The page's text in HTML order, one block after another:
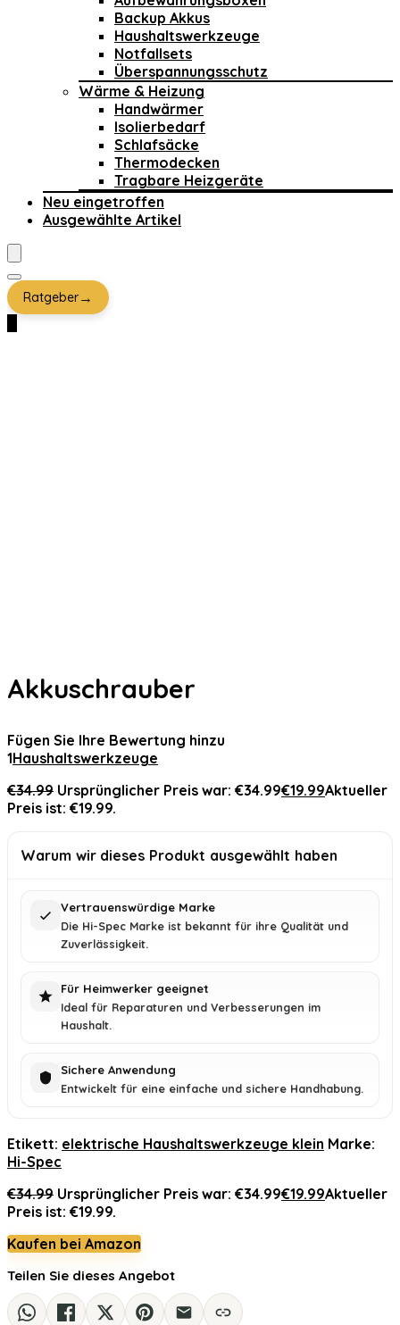
Backup Akkus
Haushaltswerkzeuge
Notfallsets
Überspannungsschutz
Wärme & Heizung
Handwärmer
Isolierbedarf
Schlafsäcke
Thermodecken
Tragbare Heizgeräte
Neu eingetroffen
Ausgewählte Artikel
Ratgeber→
Akkuschrauber
Fügen Sie Ihre Bewertung hinzu
1Haushaltswerkzeuge
€34.99 Ursprünglicher Preis war: €34.99€19.99Aktueller
Preis ist: €19.99.
Warum wir dieses Produkt ausgewählt haben
Vertrauenswürdige Marke
Die Hi-Spec Marke ist bekannt für ihre Qualität und
Zuverlässigkeit.
Für Heimwerker geeignet
Ideal für Reparaturen und Verbesserungen im
Haushalt.
Sichere Anwendung
Entwickelt für eine einfache und sichere Handhabung.
Etikett: elektrische Haushaltswerkzeuge klein Marke:
Hi-Spec
€34.99 Ursprünglicher Preis war: €34.99€19.99Aktueller
Preis ist: €19.99.
Kaufen bei Amazon
Teilen Sie dieses Angebot